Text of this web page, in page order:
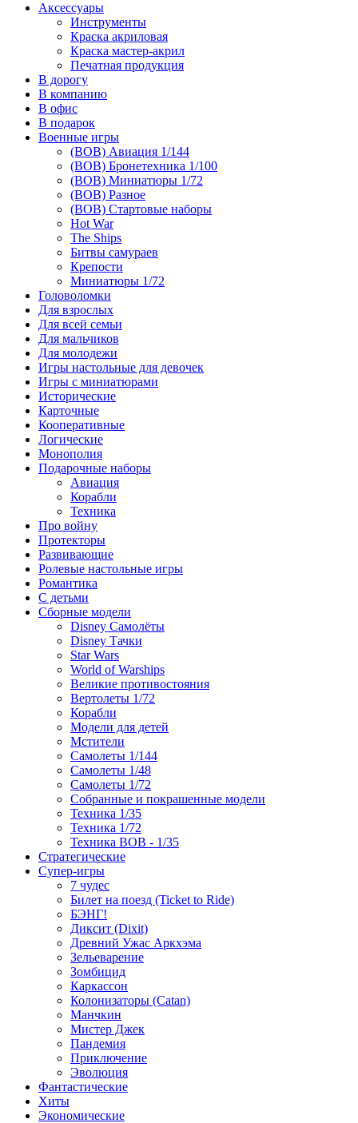
Аксессуары
Инструменты
Краска акриловая
Краска мастер-акрил
Печатная продукция
В дорогу
В компанию
В офис
В подарок
Военные игры
(ВОВ) Авиация 1/144
(ВОВ) Бронетехника 1/100
(ВОВ) Миниатюры 1/72
(ВОВ) Разное
(ВОВ) Стартовые наборы
Hot War
The Ships
Битвы самураев
Крепости
Миниатюры 1/72
Головоломки
Для взрослых
Для всей семьи
Для мальчиков
Для молодежи
Игры настольные для девочек
Игры с миниатюрами
Исторические
Карточные
Кооперативные
Логические
Монополия
Подарочные наборы
Авиация
Корабли
Техника
Про войну
Протекторы
Развивающие
Ролевые настольные игры
Романтика
С детьми
Сборные модели
Disney Самолёты
Disney Тачки
Star Wars
World of Warships
Великие противостояния
Вертолеты 1/72
Корабли
Модели для детей
Мстители
Самолеты 1/144
Самолеты 1/48
Самолеты 1/72
Собранные и покрашенные модели
Техника 1/35
Техника 1/72
Техника ВОВ - 1/35
Стратегические
Супер-игры
7 чудес
Билет на поезд (Ticket to Ride)
БЭНГ!
Диксит (Dixit)
Древний Ужас Аркхэма
Зельеварение
Зомбицид
Каркассон
Колонизаторы (Catan)
Манчкин
Мистер Джек
Пандемия
Приключение
Эволюция
Фантастические
Хиты
Экономические